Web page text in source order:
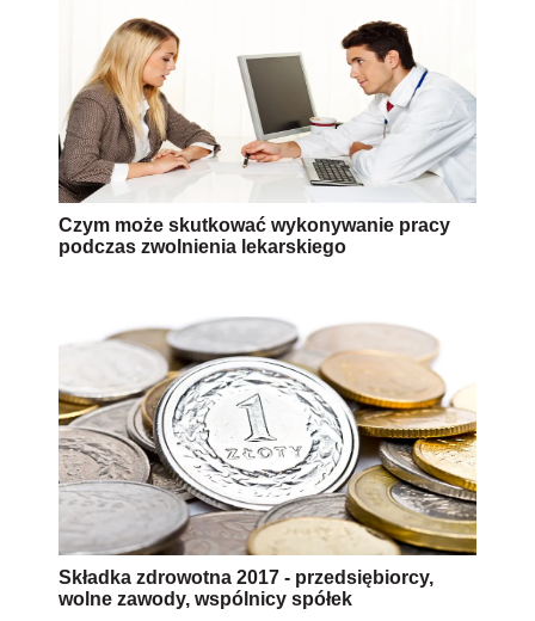
Czym może skutkować wykonywanie pracy
podczas zwolnienia lekarskiego
Składka zdrowotna 2017 - przedsiębiorcy,
wolne zawody, wspólnicy spółek